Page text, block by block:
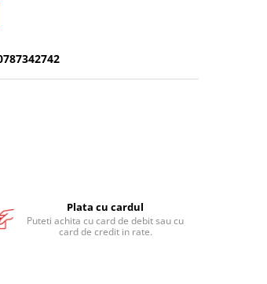
Plata cu cardul
Puteti achita cu card de debit sau cu
card de credit in rate.